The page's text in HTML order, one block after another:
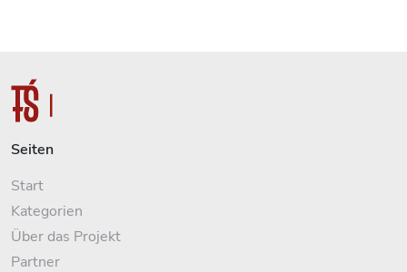
Seiten
Start
Kategorien
Über das Projekt
Partner